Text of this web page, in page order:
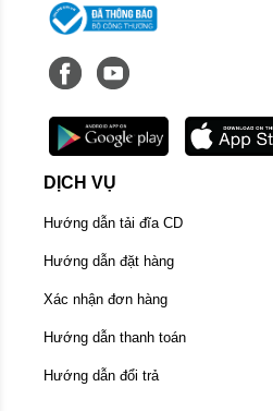
DỊCH VỤ
Hướng dẫn tải đĩa CD
Hướng dẫn đặt hàng
Xác nhận đơn hàng
Hướng dẫn thanh toán
Hướng dẫn đổi trả